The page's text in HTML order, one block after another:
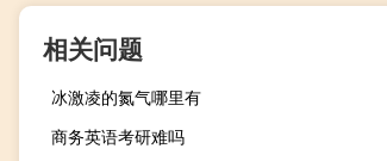
相关问题
冰激凌的氮气哪里有
商务英语考研难吗